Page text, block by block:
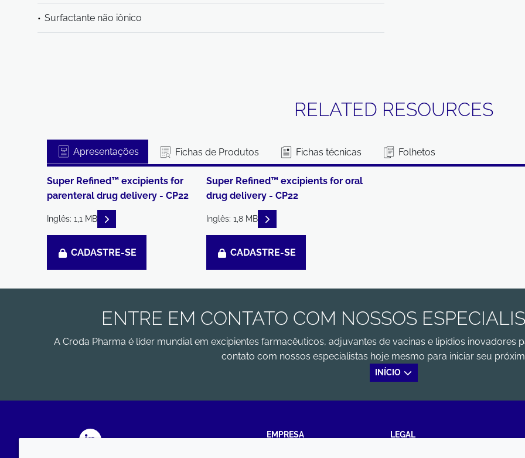
Surfactante não iônico
RELATED RESOURCES
Apresentações Fichas de Produtos Fichas técnicas Folhetos
Super Refined™ excipients for
parenteral drug delivery - CP22
Inglês: 1,1 MB READ DESCRIPTIONS
CADASTRE-SE
Super Refined™ excipients for oral
drug delivery - CP22
Inglês: 1,8 MB READ DESCRIPTIONS
CADASTRE-SE
ENTRE EM CONTATO COM NOSSOS
A Croda Pharma é líder mundial em excipientes farmacêuticos, adjuvantes de vacinas e lipídios inovadores
contato com nossos especialistas hoje mesmo para iniciar seu
INÍCIO
EMPRESA LEGAL